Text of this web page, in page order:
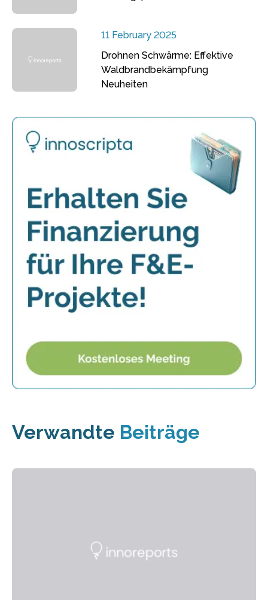
11 February 2025
Drohnen Schwärme: Effektive
Waldbrandbekämpfung
Neuheiten
Verwandte Beiträge